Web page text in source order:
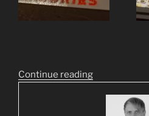
Con­ti­nue rea­ding“